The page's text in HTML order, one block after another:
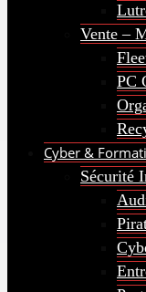
Vente –
PC
Cyber &
Sécurité